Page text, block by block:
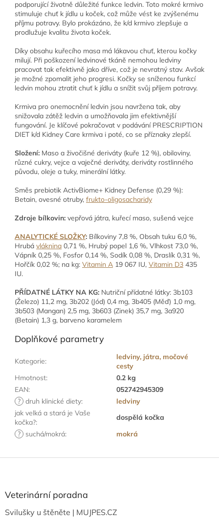
podporující životně důležité funkce ledvin. Toto mokré krmivo
stimuluje chuť k jídlu u koček, což může vést ke zvýšenému
příjmu potravy. Bylo prokázáno, že k/d krmivo zlepšuje a
prodlužuje kvalitu života koček.
Díky obsahu kuřecího masa má lákavou chuť, kterou kočky
milují. Při poškození ledvinové tkáně nemohou ledviny
pracovat tak efektivně jako dříve, což je nevratný stav. Avšak
je možné zpomalit jeho progresi. Kočky se sníženou funkcí
ledvin mohou ztratit chuť k jídlu a snížit svůj příjem potravy.
Krmiva pro onemocnění ledvin jsou navržena tak, aby
snižovala zátěž ledvin a umožňovala jim efektivnější
fungování. Je klíčové pokračovat v podávání PRESCRIPTION
DIET k/d Kidney Care krmiva i poté, co se příznaky zlepší.
Složení: Maso a živočišné deriváty (kuře 12 %), obiloviny,
různé cukry, vejce a vaječné deriváty, deriváty rostlinného
původu, oleje a tuky, minerální látky.
Směs prebiotik ActivBiome+ Kidney Defense (0,29 %):
Betain, ovesné otruby, frukto-oligosacharidy
Zdroje bílkovin: vepřová játra, kuřecí maso, sušená vejce
ANALYTICKÉ SLOŽKY: Bílkoviny 7,8 %, Obsah tuku 6,0 %,
Hrubá vláknina 0,71 %, Hrubý popel 1,6 %, Vlhkost 73,0 %,
Vápník 0,25 %, Fosfor 0,14 %, Sodík 0,08 %, Draslík 0,31 %,
Hořčík 0,02 %; na kg: Vitamin A 19 067 IU, Vitamin D3 435
IU.
PŘÍDATNÉ LÁTKY NA KG: Nutriční přídatné látky: 3b103
(Železo) 11,2 mg, 3b202 (Jód) 0,4 mg, 3b405 (Měď) 1,0 mg,
3b503 (Mangan) 2,5 mg, 3b603 (Zinek) 35,7 mg, 3a920
(Betain) 1,3 g, barveno karamelem
Doplňkové parametry
Kategorie:
ledviny, játra, močové
cesty
Hmotnost:
0.2 kg
EAN:
052742945309
? druh klinické diety:
ledviny
jak velká a stará je Vaše
kočka?:
dospělá kočka
?
suchá/mokrá: mokrá
aVeterinární poradna
Svilušky u štěněte | MUJPES.CZ